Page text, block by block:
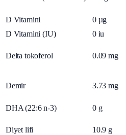
D Vitamini 0 µg
D Vitamini (IU)
0 iu
Delta tokoferol 0.09 mg
Demir 3.73 mg
DHA (22:6 n-3) 0 g
Diyet lifi 10.9 g